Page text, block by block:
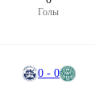
Голы
0 - 0